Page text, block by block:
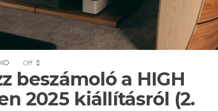
Off
beszámoló a HIGH
2025 kiállításról (2.